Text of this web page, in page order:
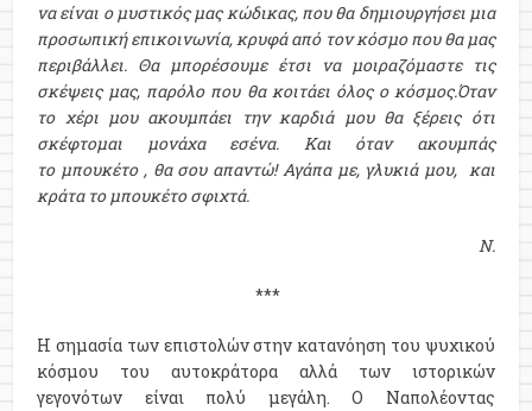
να είναι ο μυστικός μας κώδικας, που θα δημιουργήσει μια
προσωπική επικοινωνία, κρυφά από τον κόσμο που θα μας
περιβάλλει. Θα μπορέσουμε έτσι να μοιραζόμαστε τις
σκέψεις μας, παρόλο που θα κοιτάει όλος ο κόσμος.Όταν
το χέρι μου ακουμπάει την καρδιά μου θα ξέρεις ότι
σκέφτομαι μονάχα εσένα. Και όταν ακουμπάς
το μπουκέτο , θα σου απαντώ! Αγάπα με, γλυκιά μου, και
κράτα το μπουκέτο σφιχτά.
Ν.
***
Η σημασία των επιστολών στην κατανόηση του ψυχικού
κόσμου του αυτοκράτορα αλλά των ιστορικών
γεγονότων είναι πολύ μεγάλη. Ο Ναπολέοντας